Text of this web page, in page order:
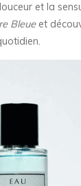
et la
Bleueet